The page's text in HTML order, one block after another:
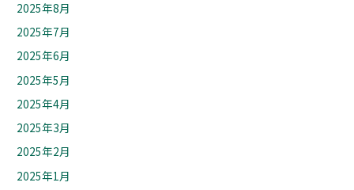
2025年8月
2025年7月
2025年6月
2025年5月
2025年4月
2025年3月
2025年2月
2025年1月